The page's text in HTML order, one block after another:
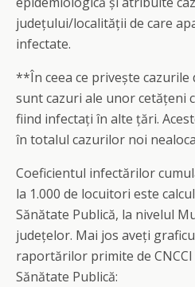
județului/localității de care
infectate.
**În ceea ce privește
sunt cazuri ale unor cetățeni
fiind infectați în alte țări.
în totalul cazurilor noi
Coeficientul infectărilor
la 1.000 de locuitori este
Sănătate Publică, la nivelul
județelor. Mai jos aveți
raportărilor primite de
Sănătate Publică: